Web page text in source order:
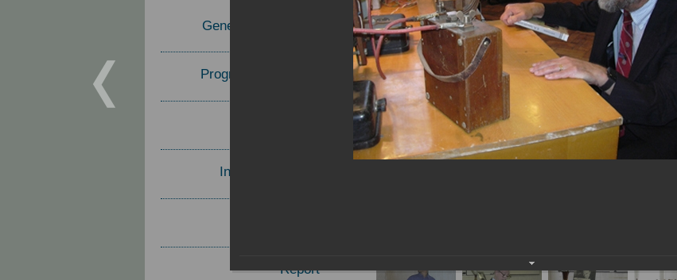
General Information
Program Committee
Invited Speakers
Report
Report
2005 г.
16.08.2013